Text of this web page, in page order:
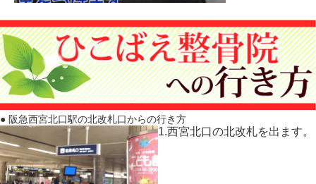
● 阪急西宮北口駅の北改札口からの行き方
1.西宮北口の北改札を出ます。